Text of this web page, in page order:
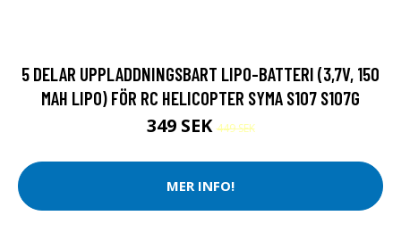
5 DELAR UPPLADDNINGSBART LIPO-BATTERI (3,7V, 150
MAH LIPO) FÖR RC HELICOPTER SYMA S107 S107G
349 SEK449 SEK
MER INFO!